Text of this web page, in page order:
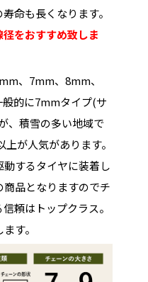
命も長くなります。
をおすすめ致しま
、7mm、8mm、
的に7mmタイプ(サ
、積雪の多い地域で
が人気があります。
するタイヤに装着し
品となりますのでチ
頼はトップクラス。
す。